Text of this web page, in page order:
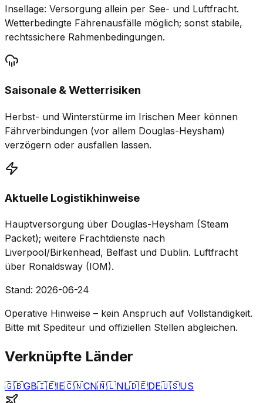
Insellage: Versorgung allein per See- und Luftfracht.
Wetterbedingte Fährenausfälle möglich; sonst stabile,
rechtssichere Rahmenbedingungen.
Saisonale & Wetterrisiken
Herbst- und Winterstürme im Irischen Meer können
Fährverbindungen (vor allem Douglas-Heysham)
verzögern oder ausfallen lassen.
Aktuelle Logistikhinweise
Hauptversorgung über Douglas-Heysham (Steam
Packet); weitere Frachtdienste nach
Liverpool/Birkenhead, Belfast und Dublin. Luftfracht
über Ronaldsway (IOM).
Stand: 2026-06-24
Operative Hinweise – kein Anspruch auf Vollständigkeit.
Bitte mit Spediteur und offiziellen Stellen abgleichen.
Verknüpfte Länder
🇬🇧GB🇮🇪IE🇨🇳CN🇳🇱NL🇩🇪DE🇺🇸US